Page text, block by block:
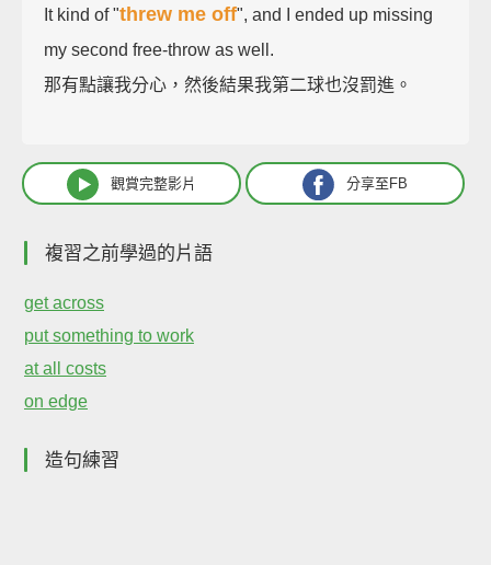
It kind of "threw me off", and I ended up missing
my second free-throw as well.
那有點讓我分心，然後結果我第二球也沒罰進。
觀賞完整影片 分享至FB
複習之前學過的片語
get across
put something to work
at all costs
on edge
造句練習